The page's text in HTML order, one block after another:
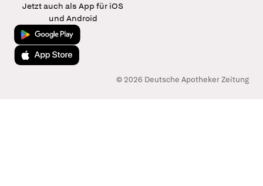
Jetzt auch als App für iOS
und Android
Jetzt bei Google Play
Laden im App Store
© 2026 Deutsche Apotheker Zeitung